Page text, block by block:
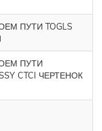
ПУТИ TOGLS
ПУТИ
CTCI ЧЕРТЕНОК